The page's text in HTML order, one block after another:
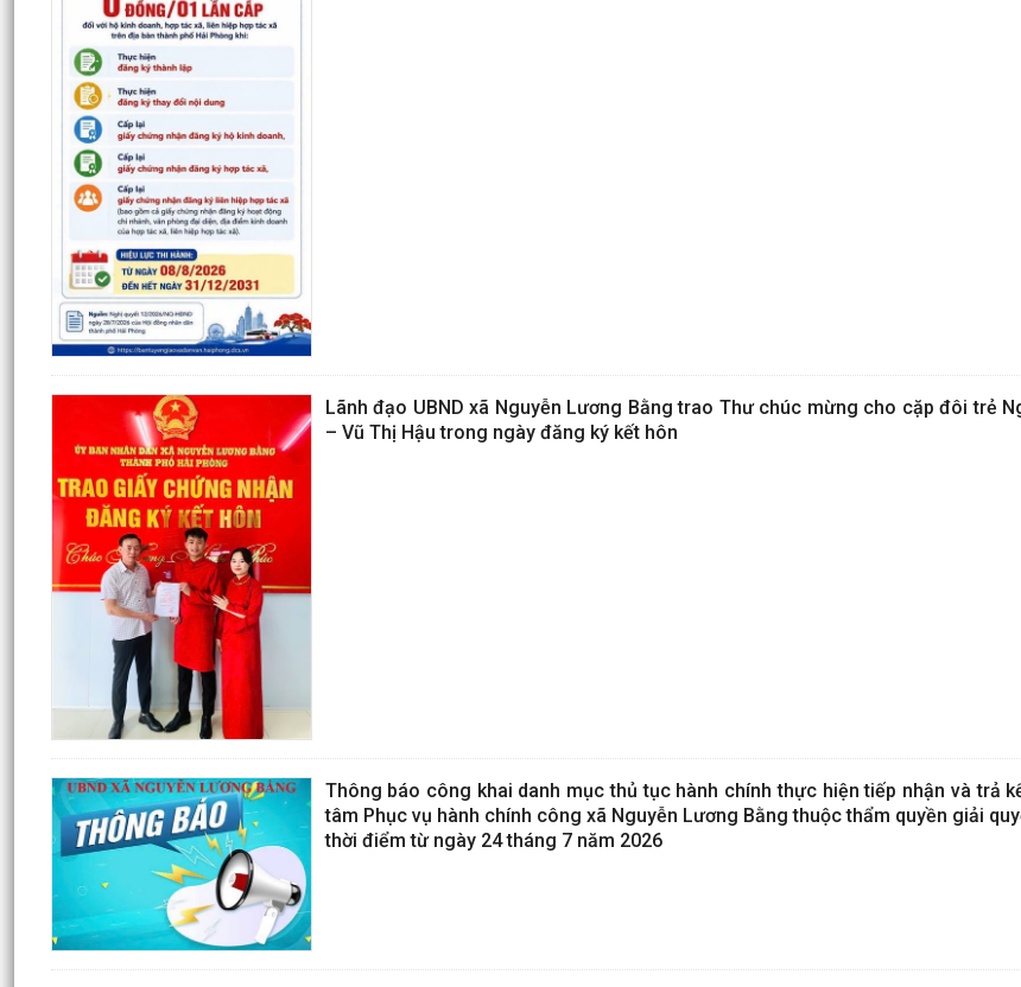
Lãnh đạo UBND xã Nguyễn Lương Bằng trao Thư chúc mừng cho cặp đôi trẻ
– Vũ Thị Hậu trong ngày đăng ký kết hôn
Thông báo công khai danh mục thủ tục hành chính thực hiện tiếp nhận và trả
tâm Phục vụ hành chính công xã Nguyễn Lương Bằng thuộc thẩm quyền giải
thời điểm từ ngày 24 tháng 7 năm 2026